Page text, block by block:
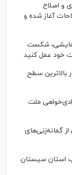
و اصلاح
آغاز شده و
شکست
خود عمل کنید
ستاد مرکزی اربعین: اربعین ۱۴۰۵ در بالاترین سطح
ملت
از گمانه‌زنی‌های
استان سیستان